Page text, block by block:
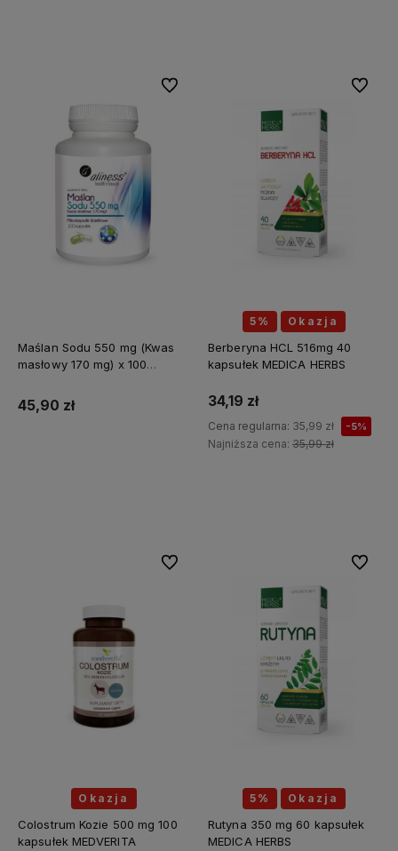
Maślan Sodu 550 mg (Kwas
masłowy 170 mg) x 100
45,90 zł
Do ulubionych
5% Okazja
Berberyna HCL 516mg 40
kapsułek MEDICA HERBS
34,19 zł
Cena regularna: 35,99 zł -5%
Najniższa cena: 35,99 zł
Do
Okazja
Colostrum Kozie 500 mg 100
kapsułek MEDVERITA
Do ulubionych
5% Okazja
Rutyna 350 mg 60 kapsułek
MEDICA HERBS
Do